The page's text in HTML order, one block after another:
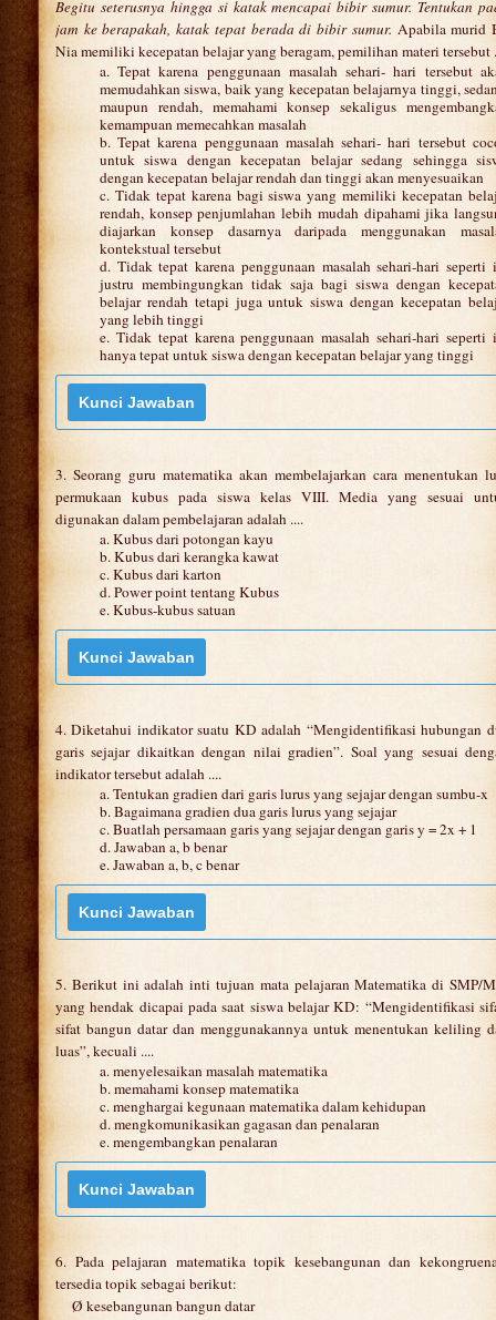
Begitu seterusnya hingga si katak mencapai bibir sumur. Tentukan
jam ke berapakah, katak tepat berada di bibir sumur. Apabila murid
Nia memiliki kecepatan belajar yang beragam, pemilihan materi tersebut
a. Tepat karena penggunaan masalah sehari- hari tersebut
memudahkan siswa, baik yang kecepatan belajarnya tinggi,
maupun rendah, memahami konsep sekaligus
kemampuan memecahkan masalah
b. Tepat karena penggunaan masalah sehari- hari tersebut
untuk siswa dengan kecepatan belajar sedang sehingga
dengan kecepatan belajar rendah dan tinggi akan menyesuaikan
c. Tidak tepat karena bagi siswa yang memiliki kecepatan
rendah, konsep penjumlahan lebih mudah dipahami jika
diajarkan konsep dasarnya daripada menggunakan
kontekstual tersebut
d. Tidak tepat karena penggunaan masalah sehari-hari seperti
justru membingungkan tidak saja bagi siswa dengan
belajar rendah tetapi juga untuk siswa dengan kecepatan
yang lebih tinggi
e. Tidak tepat karena penggunaan masalah sehari-hari seperti
hanya tepat untuk siswa dengan kecepatan belajar yang tinggi
3. Seorang guru matematika akan membelajarkan cara menentukan
permukaan kubus pada siswa kelas VIII. Media yang sesuai
digunakan dalam pembelajaran adalah ....
a. Kubus dari potongan kayu
b. Kubus dari kerangka kawat
c. Kubus dari karton
d. Power point tentang Kubus
e. Kubus-kubus satuan
4. Diketahui indikator suatu KD adalah “Mengidentifikasi hubungan
garis sejajar dikaitkan dengan nilai gradien”. Soal yang sesuai
indikator tersebut adalah ....
a. Tentukan gradien dari garis lurus yang sejajar dengan sumbu-x
b. Bagaimana gradien dua garis lurus yang sejajar
c. Buatlah persamaan garis yang sejajar dengan garis y = 2x + 1
d. Jawaban a, b benar
e. Jawaban a, b, c benar
5. Berikut ini adalah inti tujuan mata pelajaran Matematika di SMP/
yang hendak dicapai pada saat siswa belajar KD: “Mengidentifikasi
sifat bangun datar dan menggunakannya untuk menentukan keliling
luas”, kecuali ....
a. menyelesaikan masalah matematika
b. memahami konsep matematika
c. menghargai kegunaan matematika dalam kehidupan
d. mengkomunikasikan gagasan dan penalaran
e. mengembangkan penalaran
6. Pada pelajaran matematika topik kesebangunan dan
tersedia topik sebagai berikut:
Ø kesebangunan bangun datar